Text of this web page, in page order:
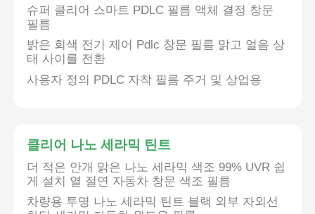
슈퍼 클리어 스마트 PDLC 필름 액체 결정 창문
필름
밝은 회색 전기 제어 Pdlc 창문 필름 맑고 얼음 상
태 사이를 전환
사용자 정의 PDLC 자착 필름 주거 및 상업용
클리어 나노 세라믹 틴트
더 적은 안개 맑은 나노 세라믹 색조 99% UVR 쉽
게 설치 열 절연 자동차 창문 색조 필름
차량용 투명 나노 세라믹 틴트 블랙 외부 자외선